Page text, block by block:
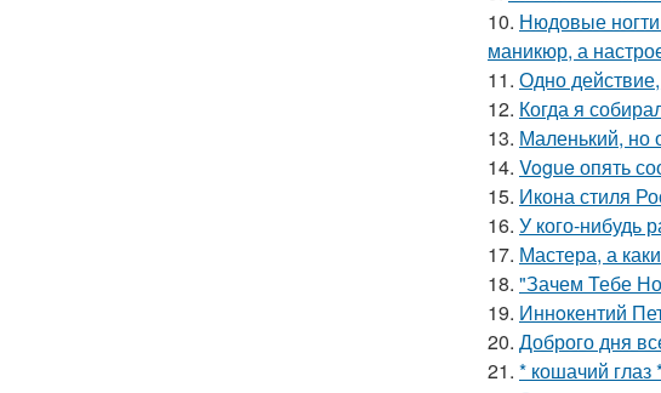
10. Нюдовые ногти
маникюр, а
11. Одно
12. Когда я
13. Маленький, но
14. Vogue опять
15. Икона стиля
16. У кого-нибудь
17. Мастера, а
18. "Зачем Тебе
19. Иннoкентий
20. Доброго дня
21. * кошачий глаз